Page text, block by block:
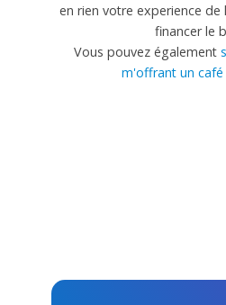
en rien votre experience
financer le
Vous pouvez également
m'offrant un café